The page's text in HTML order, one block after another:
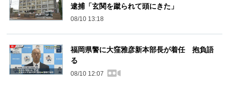
逮捕「玄関を蹴られて頭にきた」
08/10 13:18
福岡県警に大窪雅彦新本部長が着任 抱負語
る
08/10 12:07